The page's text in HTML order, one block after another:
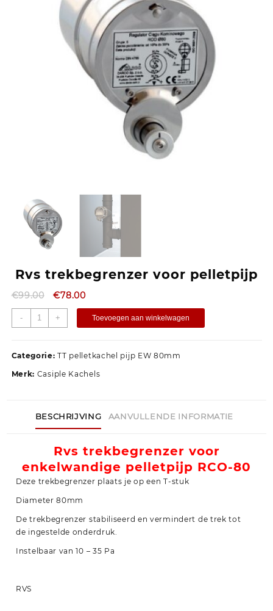
Rvs trekbegrenzer voor pelletpijp
€99.00 €78.00
- + Toevoegen aan winkelwagen
Categorie:TT pelletkachel pijp EW 80mm
Merk: Casiple Kachels
BESCHRIJVING AANVULLENDE INFORMATIE
Rvs trekbegrenzer voor
enkelwandige pelletpijp RCO-80
Deze trekbegrenzer plaats je op een T-stuk
Diameter 80mm
De trekbegrenzer stabiliseerd en vermindert de trek tot
de ingestelde onderdruk.
Instelbaar van 10 – 35 Pa
RVS